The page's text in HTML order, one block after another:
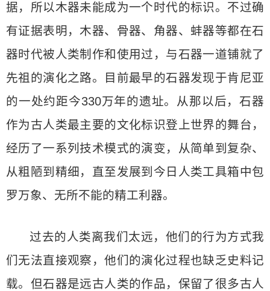
据，所以木器未能成为一个时代的标识。不过确
有证据表明，木器、骨器、角器、蚌器等都在石
器时代被人类制作和使用过，与石器一道铺就了
先祖的演化之路。目前最早的石器发现于肯尼亚
的一处约距今330万年的遗址。从那以后，石器
作为古人类最主要的文化标识登上世界的舞台，
经历了一系列技术模式的演变，从简单到复杂、
从粗陋到精细，直至发展到今日人类工具箱中包
罗万象、无所不能的精工利器。
过去的人类离我们太远，他们的行为方式我
们无法直接观察，他们的演化过程也缺乏史料记
载。但石器是远古人类的作品，保留了很多古人